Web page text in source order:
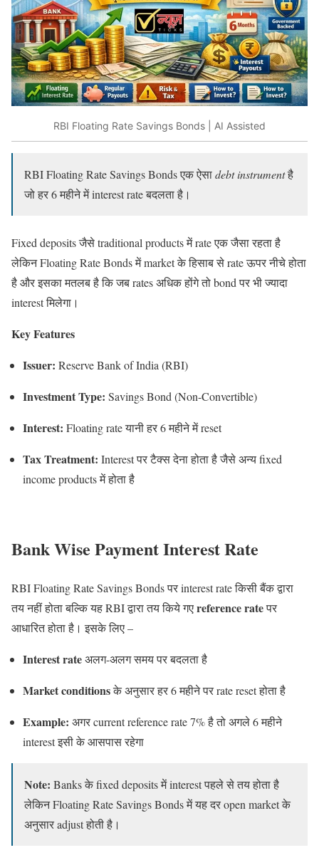
RBI Floating Rate Savings Bonds | AI Assisted
RBI Floating Rate Savings Bonds एक ऐसाdebt instrumentहै
जो हर 6 महीने में interest rate बदलता है।
Fixed deposits जैसे traditional products में rate एक जैसा रहता है
लेकिन Floating Rate Bonds में market के हिसाब से rate ऊपर नीचे होता
है और इसका मतलब है कि जब rates अधिक होंगे तो bond पर भी ज्यादा
interest मिलेगा।
Key Features
Issuer: Reserve Bank of India (RBI)
Investment Type: Savings Bond (Non-Convertible)
Interest: Floating rate यानी हर 6 महीने में reset
Tax Treatment: Interest पर टैक्स देना होता है जैसे अन्य fixed
income products में होता है
Bank Wise Payment Interest Rate
RBI Floating Rate Savings Bonds पर interest rate किसी बैंक द्वारा
तय नहीं होता बल्कि यह RBI द्वारा तय किये गएreference rateपर
आधारित होता है। इसके लिए –
Interest rateअलग-अलग समय पर बदलता है
Market conditionsके अनुसार हर 6 महीने पर rate reset होता है
Example: अगर current reference rate 7% है तो अगले 6 महीने
interest इसी के आसपास रहेगा
Note: Banks के fixed deposits में interest पहले से तय होता है
लेकिन Floating Rate Savings Bonds में यह दर open market के
अनुसार adjust होती है।